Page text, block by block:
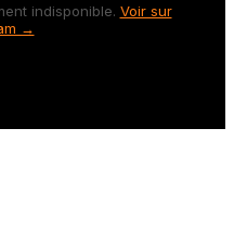
indisponible. Voir sur
→